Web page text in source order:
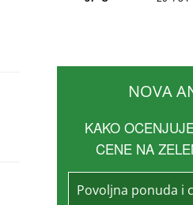
NOVA
KAKO
CENE NA
Povoljna ponuda i